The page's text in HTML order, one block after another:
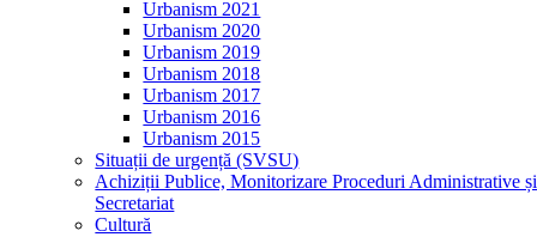
Urbanism 2021
Urbanism 2020
Urbanism 2019
Urbanism 2018
Urbanism 2017
Urbanism 2016
Urbanism 2015
Situații de urgență (SVSU)
Achiziții Publice, Monitorizare Proceduri Administrative și
Secretariat
Cultură